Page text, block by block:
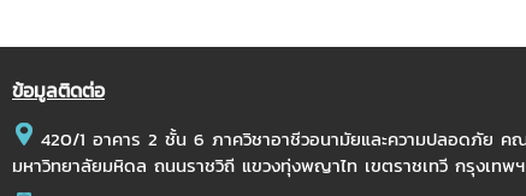
ข้อมูลติดต่อ
420/1 อาคาร 2 ชั้น 6 ภาควิชาอาชีวอนามัยและความปลอดภัย ค
มหาวิทยาลัยมหิดล ถนนราชวิถี แขวงทุ่งพญาไท เขตราชเทวี กรุงเทพ